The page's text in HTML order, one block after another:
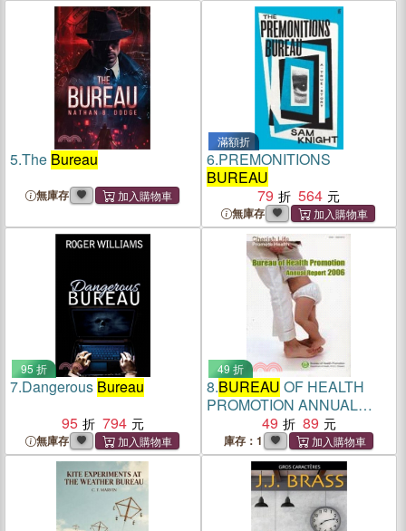
5.The Bureau
無庫存
滿額折
6.PREMONITIONS
BUREAU
79
564
無庫存
95 折
7.Dangerous Bureau
95
794
無庫存
49 折
8.BUREAU OF HEALTH
PROMOTION ANNUAL
REPORT 2006
49 89
庫存：1